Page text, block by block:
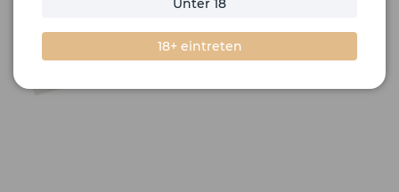
Unter 18
18+ eintreten